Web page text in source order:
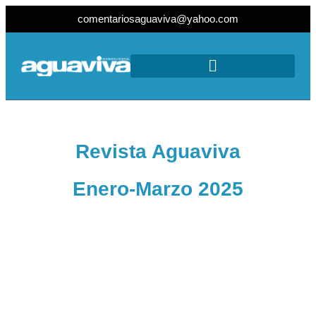
comentariosaguaviva@yahoo.com
Revista Aguaviva
Enero-Marzo 2025